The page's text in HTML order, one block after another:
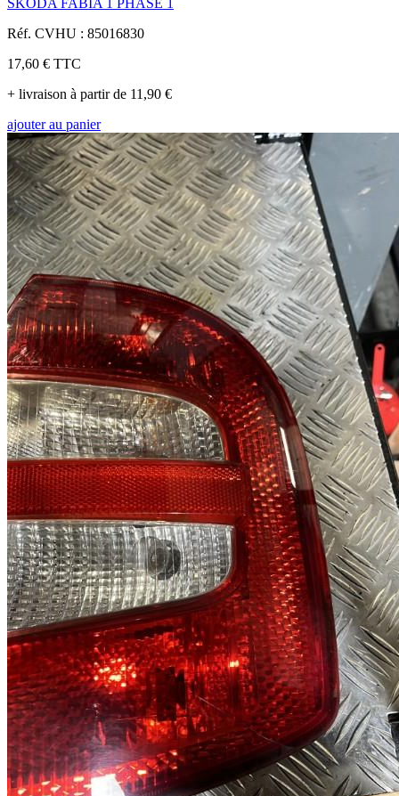
SKODA FABIA 1 PHASE 1
Réf. CVHU : 85016830
17,60 € TTC
+ livraison à partir de 11,90 €
ajouter au panier